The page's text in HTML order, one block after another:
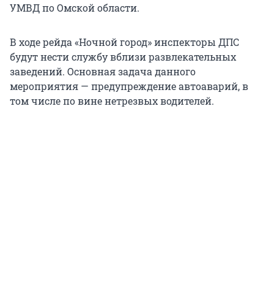
УМВД по Омской области.
В ходе рейда «Ночной город» инспекторы ДПС
будут нести службу вблизи развлекательных
заведений. Основная задача данного
мероприятия — предупреждение автоаварий, в
том числе по вине нетрезвых водителей.